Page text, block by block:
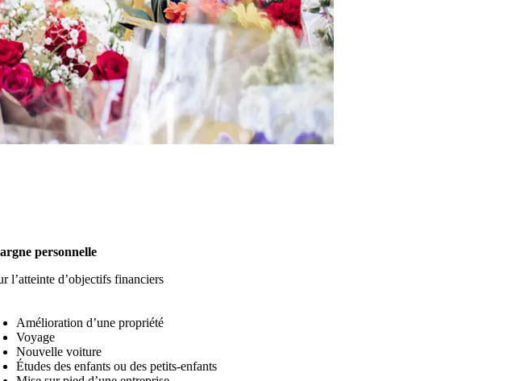
personnelle
l’atteinte d’objectifs financiers
Amélioration d’une propriété
Voyage
Nouvelle voiture
Études des enfants ou des petits-enfants